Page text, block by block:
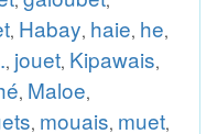
, Habay, haie, he,
, jouet, Kipawais,
, Maloe,
, mouais, muet,